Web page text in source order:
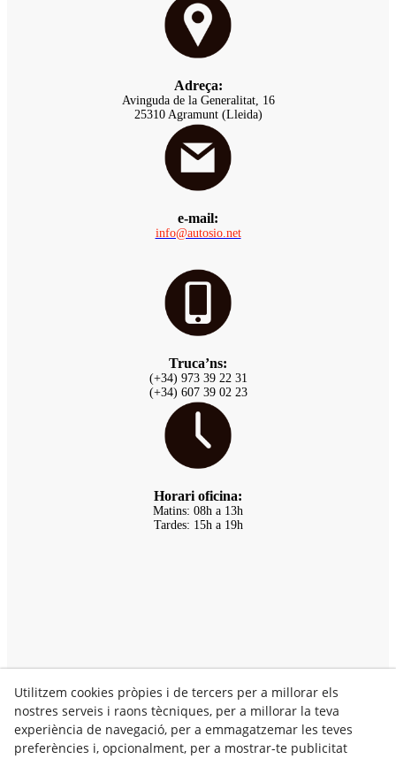
Adreça:
Avinguda de la Generalitat, 16
25310 Agramunt (Lleida)
e-mail:
info@autosio.net
Truca’ns:
(+34) 973 39 22 31
(+34) 607 39 02 23
Horari oficina:
Matins: 08h a 13h
Tardes: 15h a 19h
Utilitzem cookies pròpies i de tercers per a millorar els
nostres serveis i raons tècniques, per a millorar la teva
experiència de navegació, per a emmagatzemar les teves
preferències i, opcionalment, per a mostrar-te publicitat